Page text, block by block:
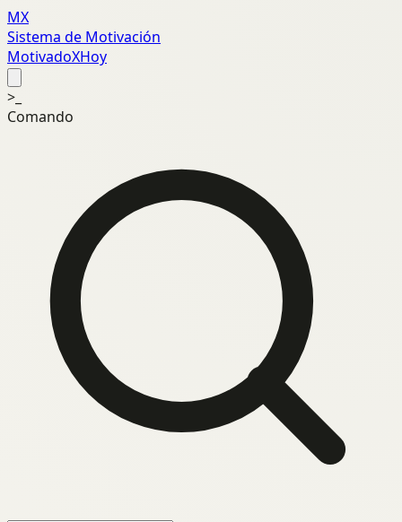
MX
Sistema de Motivación
MotivadoXHoy
>_
Comando